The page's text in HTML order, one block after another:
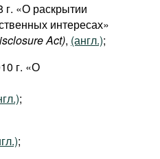
г. «О раскрытии
интересах»
Act), (англ.);
г. «О
;
;